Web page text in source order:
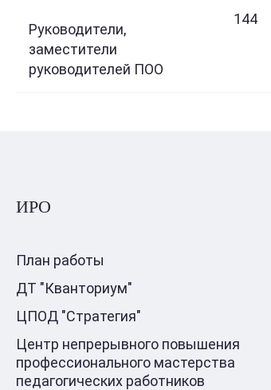
Руководители,
заместители
руководителей ПОО
144
ИРО
План работы
ДТ "Кванториум"
ЦПОД "Стратегия"
Центр непрерывного повышения
профессионального мастерства
педагогических работников